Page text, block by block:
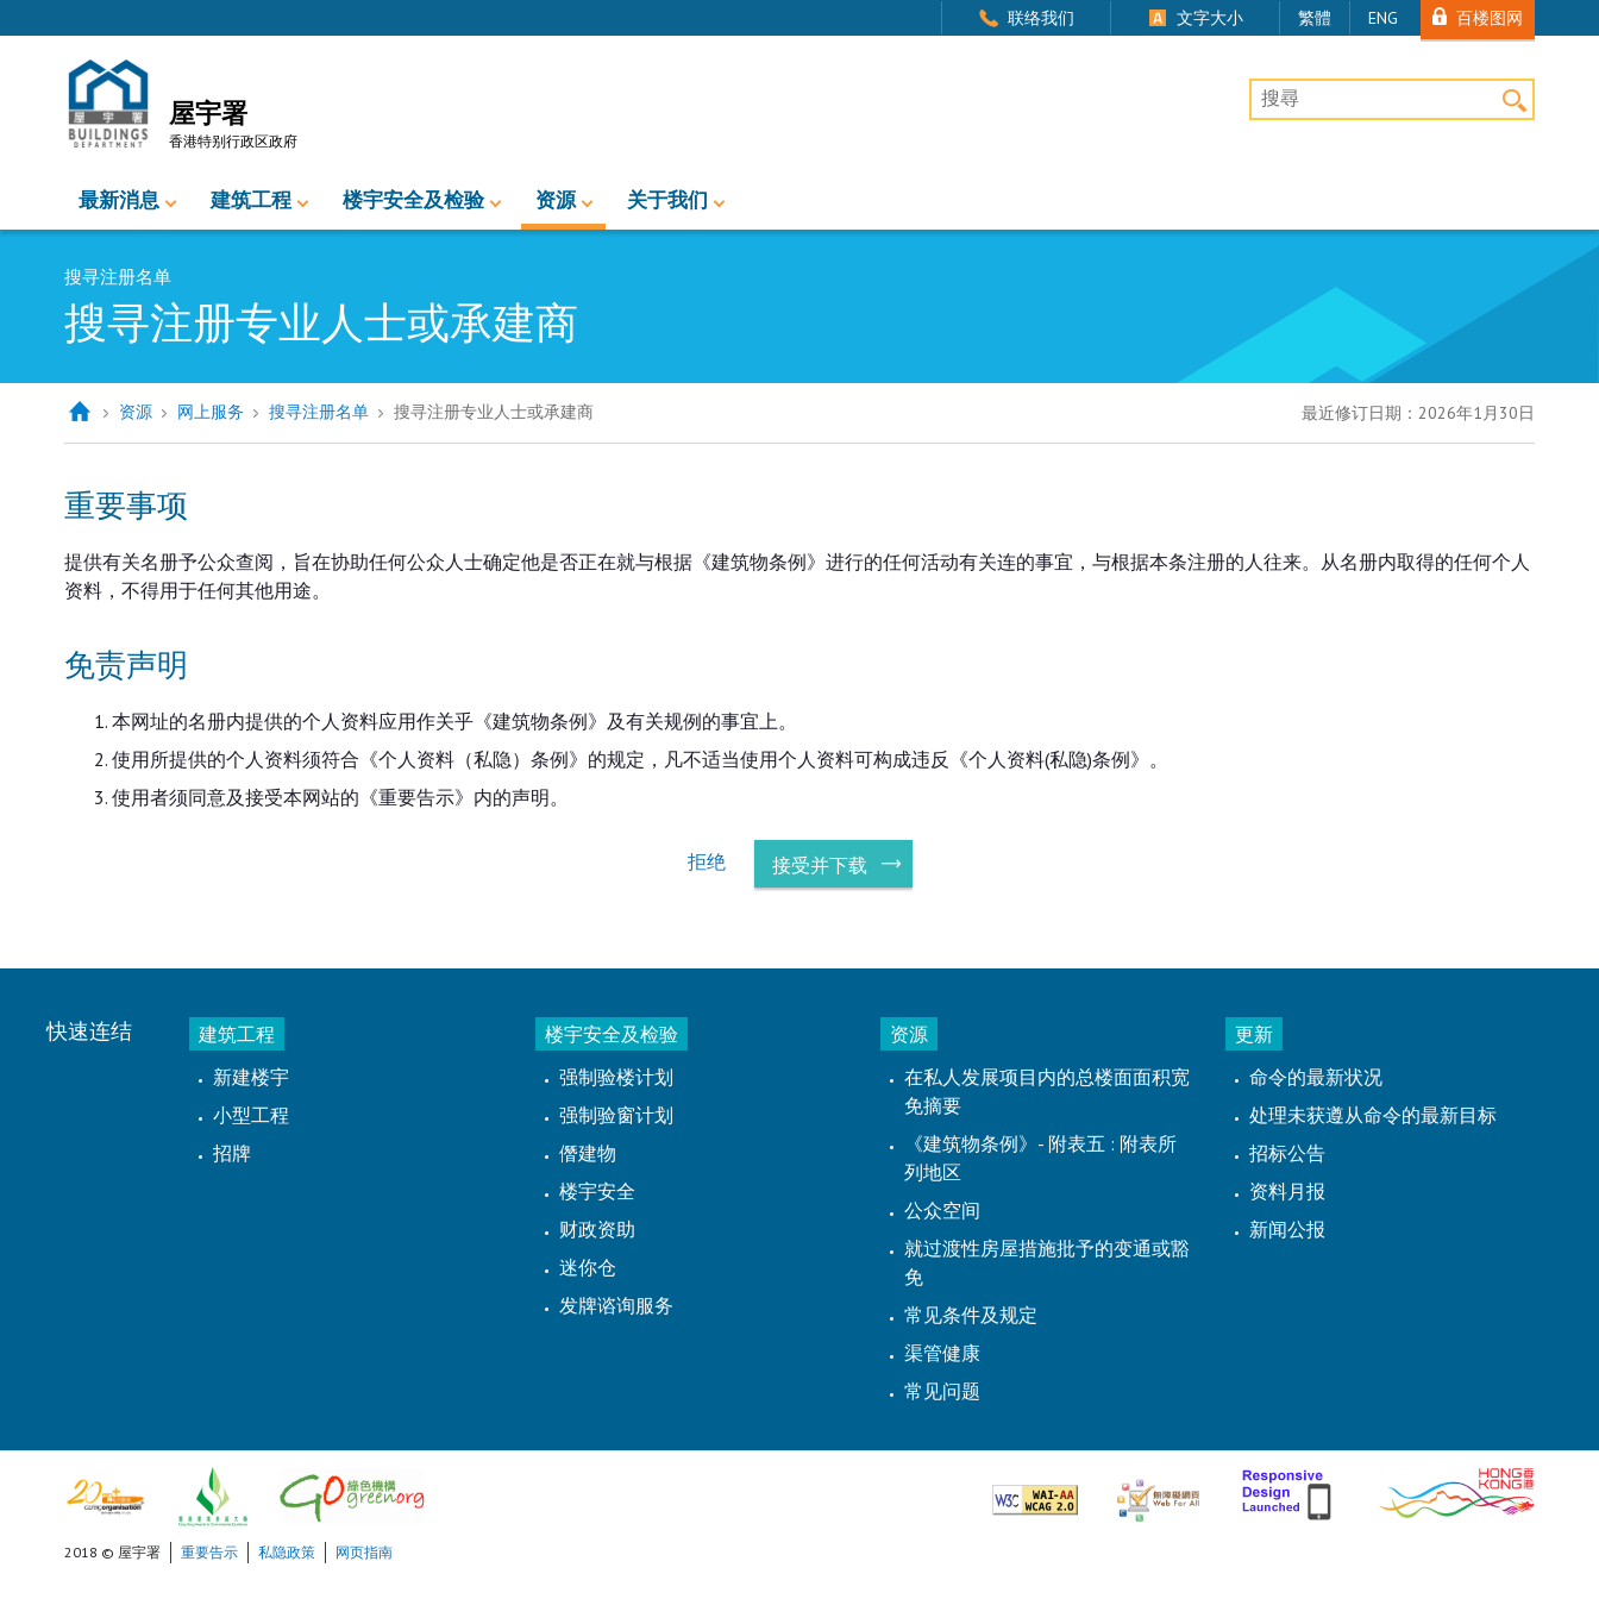
联络我们 文字大小 繁體 ENG 百楼图网
屋宇署
香港特别行政区政府
桌上版网站搜寻
最新消息 建筑工程 楼宇安全及检验 资源 关于我们
搜寻注册名单
搜寻注册专业人士或承建商
资源 网上服务 搜寻注册名单 搜寻注册专业人士或承建商 最近修订日期：2026年1月30日
重要事项
提供有关名册予公众查阅，旨在协助任何公众人士确定他是否正在就与根据《建筑物条例》进行的任何活动有关连的事宜，与根据本条注册的人往来。从名册内取得的任何个人
资料，不得用于任何其他用途。
免责声明
本网址的名册内提供的个人资料应用作关乎《建筑物条例》及有关规例的事宜上。
使用所提供的个人资料须符合《个人资料（私隐）条例》的规定，凡不适当使用个人资料可构成违反《个人资料(私隐)条例》。
使用者须同意及接受本网站的《重要告示》内的声明。
拒绝 接受并下载
快速连结
建筑工程
新建楼宇
小型工程
招牌
楼宇安全及检验
强制验楼计划
强制验窗计划
僭建物
楼宇安全
财政资助
迷你仓
发牌谘询服务
资源
在私人发展项目内的总楼面面积宽
免摘要
《建筑物条例》- 附表五 : 附表所
列地区
公众空间
就过渡性房屋措施批予的变通或豁
免
常见条件及规定
渠管健康
常见问题
更新
命令的最新状况
处理未获遵从命令的最新目标
招标公告
资料月报
新闻公报
2018 © 屋宇署 重要告示 私隐政策 网页指南